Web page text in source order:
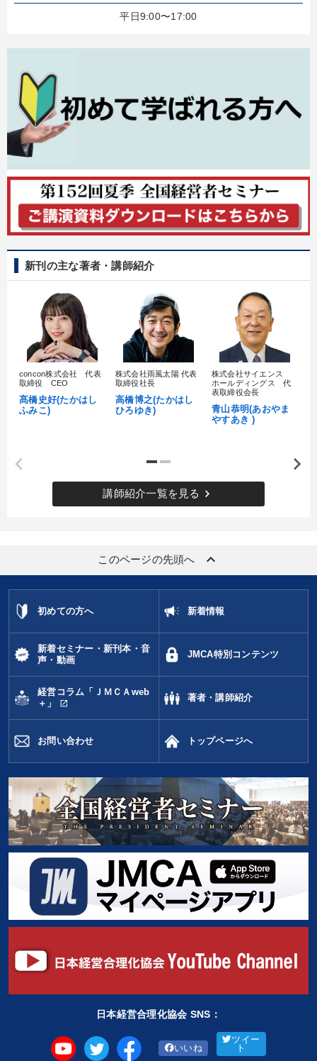
平日9:00〜17:00
新刊の主な著者・講師紹介
concon株式会社 代表
取締役 CEO
髙橋史好(たかはし
ふみこ)
株式会社雨風太陽 代表
取締役社長
高橋博之(たかはし
ひろゆき)
株式会社サイエンス
ホールディングス 代
表取締役会長
青山恭明(あおやま
やすあき )
講師紹介一覧を見る keyboard_arrow_right
このページの先頭へ keyboard_arrow_up
初めての方へ 新着情報
新着セミナー・新刊本・音
声・動画
JMCA特別コンテンツ
経営コラム「ＪＭＣＡweb
＋」
open_in_new
著者・講師紹介
お問い合わせ トップページへ
日本経営合理化協会 SNS：
いいね
ツイー
ト